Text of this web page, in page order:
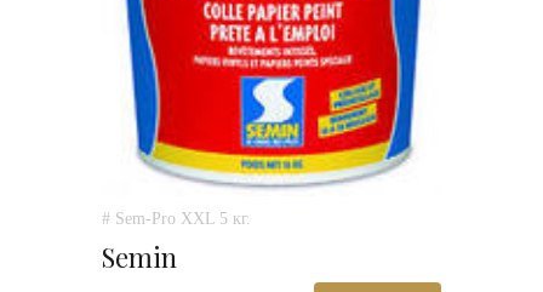
# Sem-Pro XXL 5 кг.
Semin